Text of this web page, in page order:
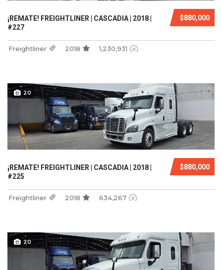
$880,000
¡REMATE! FREIGHTLINER | CASCADIA | 2018 |
#227
Freightliner 2018 1,230,931
20
$880,000
¡REMATE! FREIGHTLINER | CASCADIA | 2018 |
#225
Freightliner 2018 634,267
20